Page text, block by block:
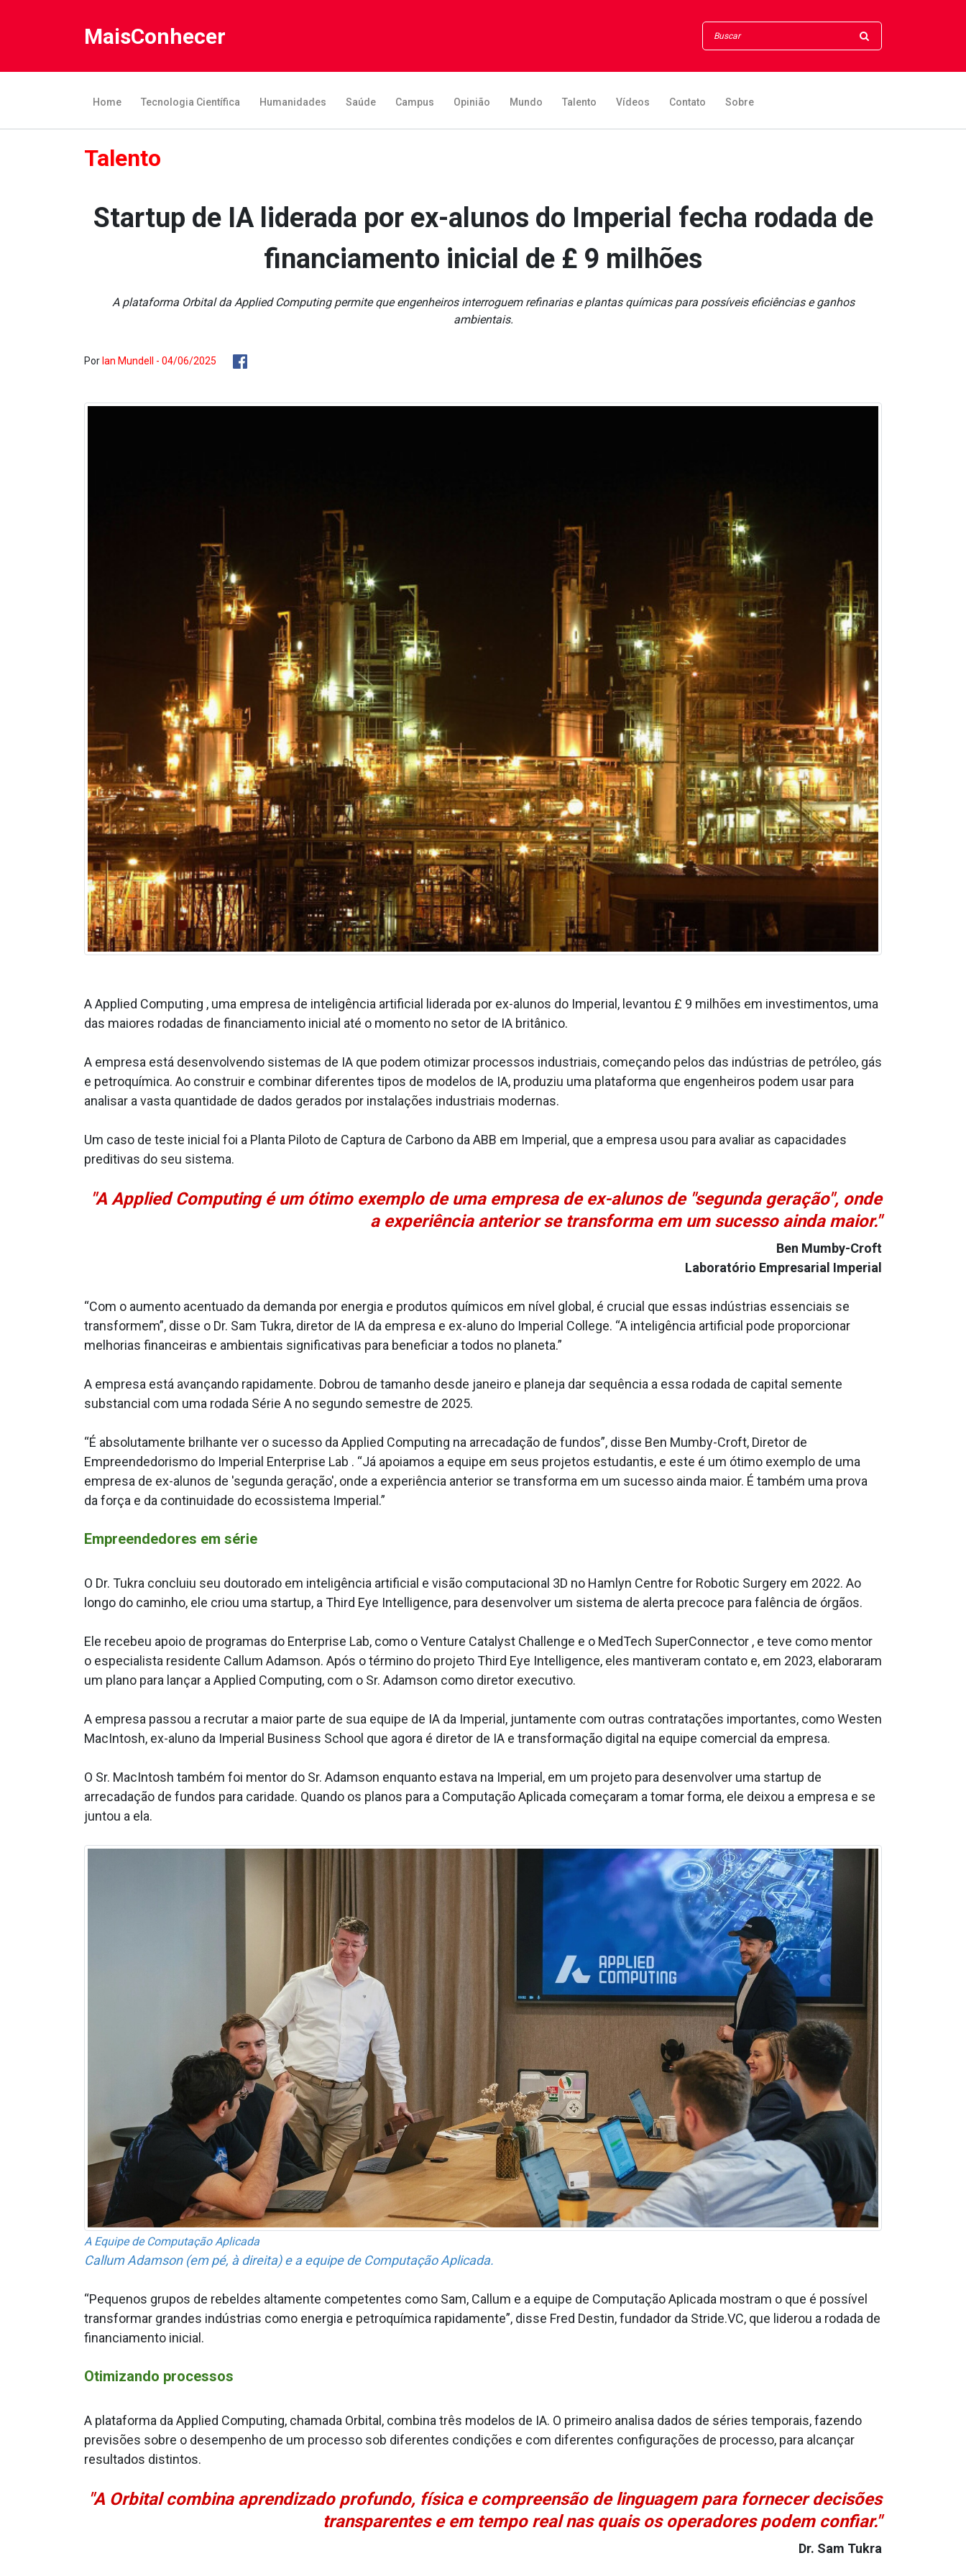
MaisConhecer
Home Tecnologia Científica Humanidades Saúde Campus Opinião Mundo Talento Vídeos Contato Sobre
Talento
Startup de IA liderada por ex-alunos do Imperial fecha rodada de
financiamento inicial de £ 9 milhões
A plataforma Orbital da Applied Computing permite que engenheiros interroguem refinarias e plantas químicas para possíveis eficiências e ganhos
ambientais.
Por Ian Mundell - 04/06/2025
A Applied Computing , uma empresa de inteligência artificial liderada por ex-alunos do Imperial, levantou £ 9 milhões em investimentos, uma
das maiores rodadas de financiamento inicial até o momento no setor de IA britânico.
A empresa está desenvolvendo sistemas de IA que podem otimizar processos industriais, começando pelos das indústrias de petróleo, gás
e petroquímica. Ao construir e combinar diferentes tipos de modelos de IA, produziu uma plataforma que engenheiros podem usar para
analisar a vasta quantidade de dados gerados por instalações industriais modernas.
Um caso de teste inicial foi a Planta Piloto de Captura de Carbono da ABB em Imperial, que a empresa usou para avaliar as capacidades
preditivas do seu sistema.
"A Applied Computing é um ótimo exemplo de uma empresa de ex-alunos de "segunda geração", onde
a experiência anterior se transforma em um sucesso ainda maior."
Ben Mumby-Croft
Laboratório Empresarial Imperial
“Com o aumento acentuado da demanda por energia e produtos químicos em nível global, é crucial que essas indústrias essenciais se
transformem”, disse o Dr. Sam Tukra, diretor de IA da empresa e ex-aluno do Imperial College. “A inteligência artificial pode proporcionar
melhorias financeiras e ambientais significativas para beneficiar a todos no planeta.”
A empresa está avançando rapidamente. Dobrou de tamanho desde janeiro e planeja dar sequência a essa rodada de capital semente
substancial com uma rodada Série A no segundo semestre de 2025.
“É absolutamente brilhante ver o sucesso da Applied Computing na arrecadação de fundos”, disse Ben Mumby-Croft, Diretor de
Empreendedorismo do Imperial Enterprise Lab . “Já apoiamos a equipe em seus projetos estudantis, e este é um ótimo exemplo de uma
empresa de ex-alunos de 'segunda geração', onde a experiência anterior se transforma em um sucesso ainda maior. É também uma prova
da força e da continuidade do ecossistema Imperial.”
Empreendedores em série
O Dr. Tukra concluiu seu doutorado em inteligência artificial e visão computacional 3D no Hamlyn Centre for Robotic Surgery em 2022. Ao
longo do caminho, ele criou uma startup, a Third Eye Intelligence, para desenvolver um sistema de alerta precoce para falência de órgãos.
Ele recebeu apoio de programas do Enterprise Lab, como o Venture Catalyst Challenge e o MedTech SuperConnector , e teve como mentor
o especialista residente Callum Adamson. Após o término do projeto Third Eye Intelligence, eles mantiveram contato e, em 2023, elaboraram
um plano para lançar a Applied Computing, com o Sr. Adamson como diretor executivo.
A empresa passou a recrutar a maior parte de sua equipe de IA da Imperial, juntamente com outras contratações importantes, como Westen
MacIntosh, ex-aluno da Imperial Business School que agora é diretor de IA e transformação digital na equipe comercial da empresa.
O Sr. MacIntosh também foi mentor do Sr. Adamson enquanto estava na Imperial, em um projeto para desenvolver uma startup de
arrecadação de fundos para caridade. Quando os planos para a Computação Aplicada começaram a tomar forma, ele deixou a empresa e se
juntou a ela.
A Equipe de Computação Aplicada
Callum Adamson (em pé, à direita) e a equipe de Computação Aplicada.
“Pequenos grupos de rebeldes altamente competentes como Sam, Callum e a equipe de Computação Aplicada mostram o que é possível
transformar grandes indústrias como energia e petroquímica rapidamente”, disse Fred Destin, fundador da Stride.VC, que liderou a rodada de
financiamento inicial.
Otimizando processos
A plataforma da Applied Computing, chamada Orbital, combina três modelos de IA. O primeiro analisa dados de séries temporais, fazendo
previsões sobre o desempenho de um processo sob diferentes condições e com diferentes configurações de processo, para alcançar
resultados distintos.
"A Orbital combina aprendizado profundo, física e compreensão de linguagem para fornecer decisões
transparentes e em tempo real nas quais os operadores podem confiar."
Dr. Sam Tukra